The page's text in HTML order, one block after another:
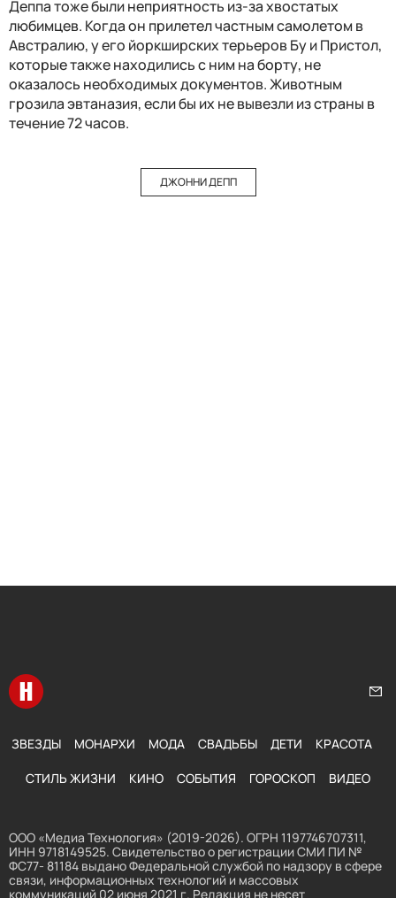
Деппа тоже были неприятность из-за хвостатых
любимцев. Когда он прилетел частным самолетом в
Австралию, у его йоркширских терьеров Бу и Пристол,
которые также находились с ним на борту, не
оказалось необходимых документов. Животным
грозила эвтаназия, если бы их не вывезли из страны в
течение 72 часов.
ДЖОННИ ДЕПП
Перейти на главную
ЗВЕЗДЫ МОНАРХИ МОДА СВАДЬБЫ ДЕТИ КРАСОТА
СТИЛЬ ЖИЗНИ КИНО СОБЫТИЯ ГОРОСКОП ВИДЕО
ООО «Медиа Технология» (2019-2026). ОГРН 1197746707311,
ИНН 9718149525. Свидетельство о регистрации СМИ ПИ №
ФС77- 81184 выдано Федеральной службой по надзору в сфере
связи, информационных технологий и массовых
коммуникаций 02 июня 2021 г. Редакция не несет